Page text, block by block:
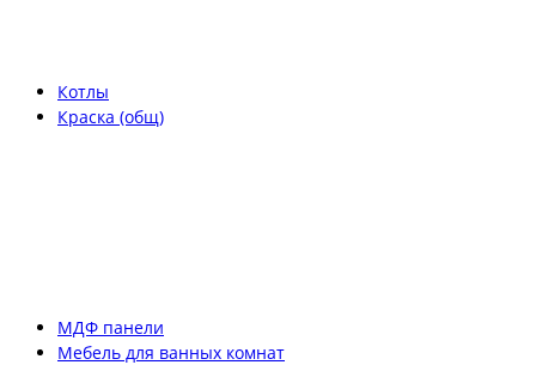
Котлы
Краска (общ)
МДФ панели
Мебель для ванных комнат